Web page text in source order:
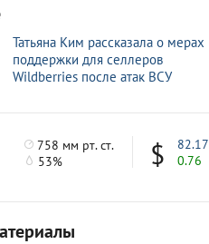
Татьяна Ким рассказала о мерах
поддержки для селлеров
Wildberries после атак ВСУ
758 мм рт. ст.
53%
82.17
0.76